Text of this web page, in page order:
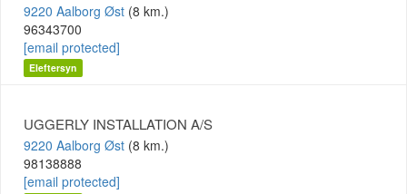
9220 Aalborg Øst (8 km.)
96343700
[email protected]
Eleftersyn
UGGERLY INSTALLATION A/S
9220 Aalborg Øst (8 km.)
98138888
[email protected]